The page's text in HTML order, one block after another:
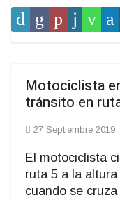
Motociclista
tránsito en
27 Septiembre 2019
El motociclista
ruta 5 a la
cuando se